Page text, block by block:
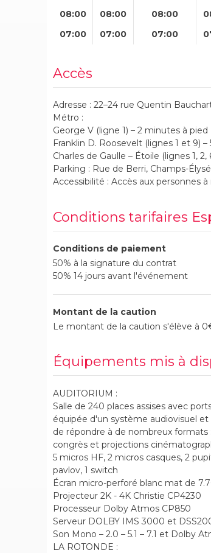
08:00
08:00 08:00
07:00
07:00 07:00
Accès
Adresse : 22–24 rue Quentin
Métro :
George V (ligne 1) – 2 minutes à pied
Franklin D. Roosevelt (lignes 1 et 9)
Charles de Gaulle – Étoile (lignes 1,
Parking : Rue de Berri, Champs-
Accessibilité : Accès aux personnes
Conditions tarifaires
Conditions de paiement
50% à la signature du contrat
50% 14 jours avant l'événement
Montant de la caution
Le montant de la caution s'élève à
Équipements mis à
AUDITORIUM :
Salle de 240 places assises avec
équipée d'un système audiovisuel
de répondre à de nombreux
congrès et projections
5 micros HF, 2 micros casques, 2
pavlov, 1 switch
Écran micro-perforé blanc mat de
Projecteur 2K - 4K Christie CP4230
Processeur Dolby Atmos CP850
Serveur DOLBY IMS 3000 et
Son Mono – 2.0 – 5.1 – 7.1 et Dolby
LA ROTONDE :